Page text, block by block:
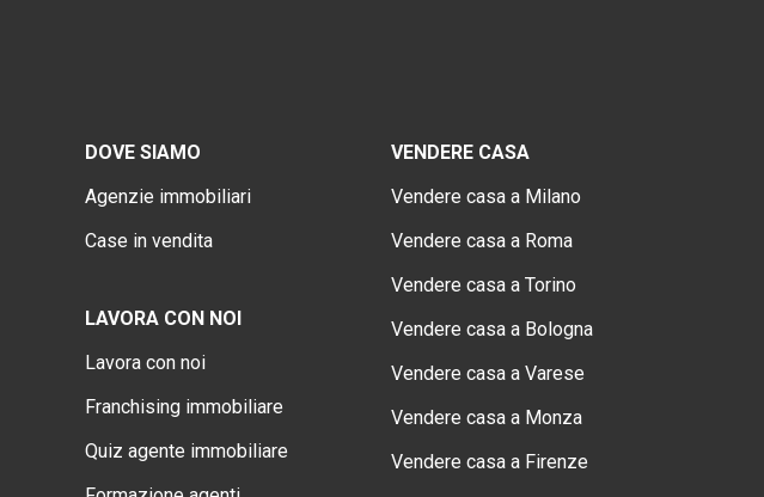
DOVE SIAMO
Agenzie immobiliari
Case in vendita
LAVORA CON NOI
Lavora con noi
Franchising immobiliare
Quiz agente immobiliare
VENDERE CASA
Vendere casa a Milano
Vendere casa a Roma
Vendere casa a Torino
Vendere casa a Bologna
Vendere casa a Varese
Vendere casa a Monza
Vendere casa a Firenze